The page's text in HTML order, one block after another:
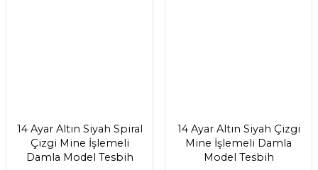
14 Ayar Altın Siyah Spiral
Çizgi Mine İşlemeli
Damla Model Tesbih
14 Ayar Altın Siyah Çizgi
Mine İşlemeli Damla
Model Tesbih